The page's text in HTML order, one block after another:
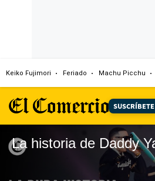
Keiko Fujimori Feriado Machu Picchu
SUSCRÍBETE